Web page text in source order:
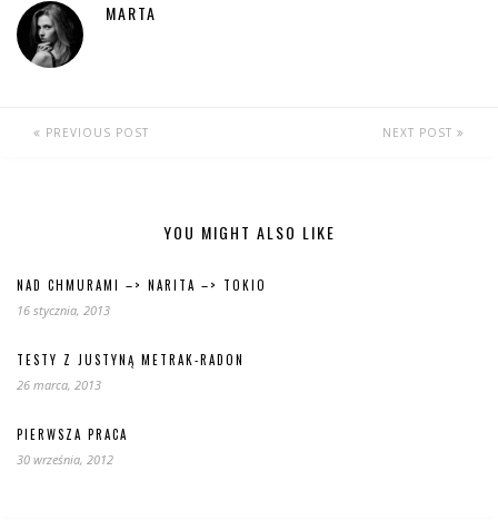
MARTA
PREVIOUS POST NEXT POST
YOU MIGHT ALSO LIKE
NAD CHMURAMI –> NARITA –> TOKIO
16 stycznia, 2013
TESTY Z JUSTYNĄ METRAK-RADON
26 marca, 2013
PIERWSZA PRACA
30 września, 2012